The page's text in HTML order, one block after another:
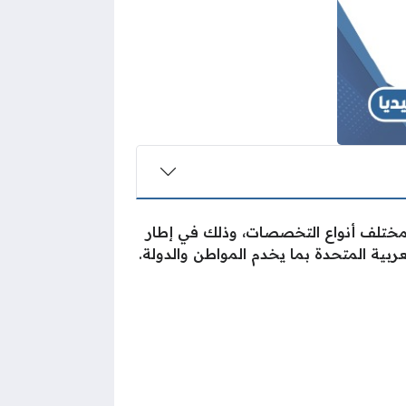
أنواع التخصصات، وذلك في إطار
المتحدة بما يخدم المواطن والدولة.